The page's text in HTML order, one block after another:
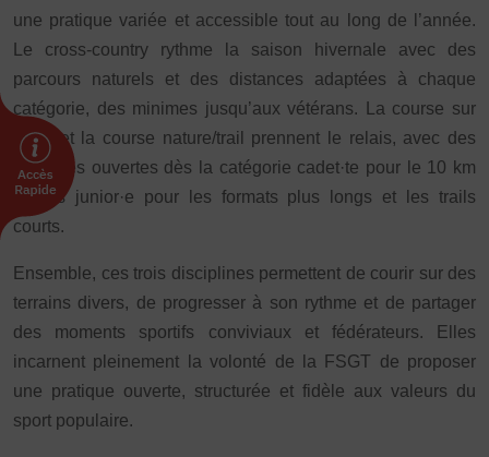
une pratique variée et accessible tout au long de l’année.
Le cross-country rythme la saison hivernale avec des
parcours naturels et des distances adaptées à chaque
catégorie, des minimes jusqu’aux vétérans. La course sur
route et la course nature/trail prennent le relais, avec des
épreuves ouvertes dès la catégorie cadet·te pour le 10 km
et dès junior·e pour les formats plus longs et les trails
courts.
Ensemble, ces trois disciplines permettent de courir sur des
terrains divers, de progresser à son rythme et de partager
des moments sportifs conviviaux et fédérateurs. Elles
incarnent pleinement la volonté de la FSGT de proposer
une pratique ouverte, structurée et fidèle aux valeurs du
sport populaire.